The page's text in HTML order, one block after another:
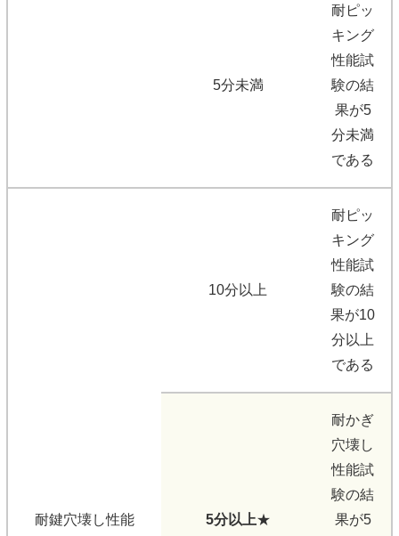
5分未満
耐ピッ
キング
性能試
験の結
果が5
分未満
である
耐鍵穴壊し性能
10分以上
耐ピッ
キング
性能試
験の結
果が10
分以上
である
5分以上★
耐かぎ
穴壊し
性能試
験の結
果が5